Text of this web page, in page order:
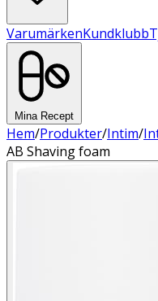
VarumärkenKundklubb
Mina Recept
Hem/Produkter/Intim/
AB Shaving foam